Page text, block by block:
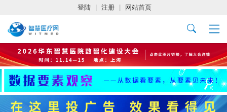
登陆 注册 网站首页